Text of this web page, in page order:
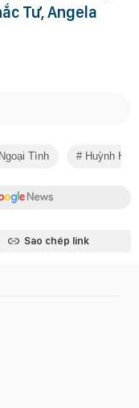
Tư, Angela
Tình Huỳnh
Sao chép link